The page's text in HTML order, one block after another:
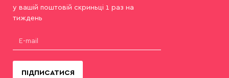
у вашій поштовій скриньці 1 раз на
тиждень
ПІДПИСАТИСЯ